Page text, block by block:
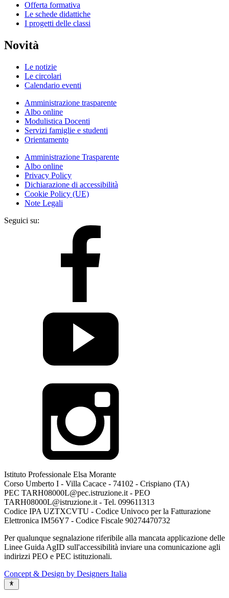
Offerta formativa
Le schede didattiche
I progetti delle classi
Novità
Le notizie
Le circolari
Calendario eventi
Amministrazione trasparente
Albo online
Modulistica Docenti
Servizi famiglie e studenti
Orientamento
Amministrazione Trasparente
Albo online
Privacy Policy
Dichiarazione di accessibilità
Cookie Policy (UE)
Note Legali
Seguici su:
Istituto Professionale Elsa Morante
Corso Umberto I - Villa Cacace - 74102 - Crispiano (TA)
PEC TARH08000L@pec.istruzione.it - PEO
TARH08000L@istruzione.it - Tel. 099611313
Codice IPA UZTXCVTU - Codice Univoco per la Fatturazione
Elettronica IM56Y7 - Codice Fiscale 90274470732
Per qualunque segnalazione riferibile alla mancata applicazione delle
Linee Guida AgID sull'accessibilità inviare una comunicazione agli
indirizzi PEO e PEC istituzionali.
Concept & Design by Designers Italia